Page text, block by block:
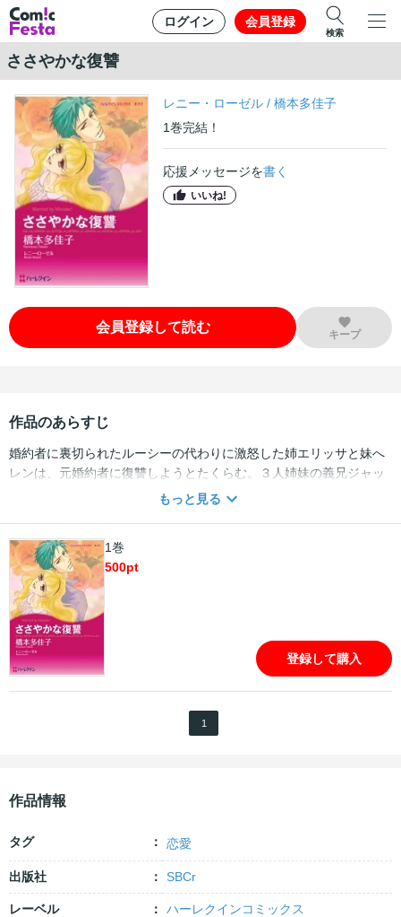
ログイン 会員登録
検索
ささやかな復讐
レニー・ローゼル /橋本多佳子
1巻完結！
応援メッセージを書く
いいね!
会員登録して読む キープ
作品のあらすじ
婚約者に裏切られたルーシーの代わりに激怒した姉エリッサと妹へ
レンは、元婚約者に復讐しようとたくらむ。３人姉妹の義兄ジャッ
クをルーシーの恋人に仕立て、元婚約者に熱愛ぶりを見せつけて見
「でも、ジャックは“運命の人”よ」姉妹の住む村に伝わる“愛の館”の
伝説に従えば、確かにそうだ。ルーシーは初めて義兄を異性として
意識した！
もっと見る
1巻
500pt
登録して購入
1
作品情報
タグ 恋愛
出版社 SBCr
レーベル ハーレクインコミックス